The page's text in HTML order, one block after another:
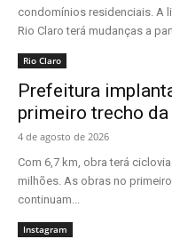
condomínios residenciais. A
Rio Claro terá mudanças a
Rio Claro
Prefeitura
primeiro trecho
4 de agosto de 2026
Com 6,7 km, obra terá
milhões. As obras no
continuam...
Instagram